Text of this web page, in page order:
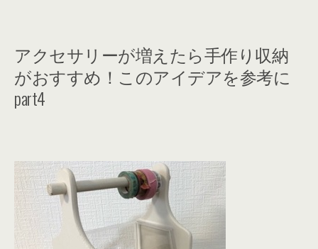
アクセサリーが増えたら手作り収納
がおすすめ！このアイデアを参考に
part4